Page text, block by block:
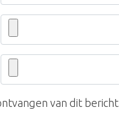
van dit bericht.